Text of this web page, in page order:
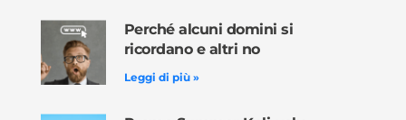
Perché alcuni domini si
ricordano e altri no
Leggi di più »